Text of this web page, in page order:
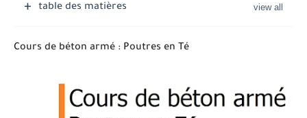
table des matières
Cours de béton armé : Poutres en Té